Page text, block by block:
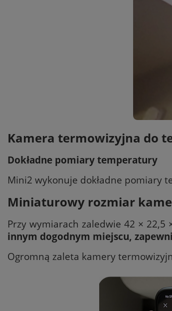
Kamera termowizyjna do
Dokładne pomiary temperatury
Mini2 wykonuje dokładne pomiary
Miniaturowy rozmiar
Przy wymiarach zaledwie 42 × 22,5
innym dogodnym miejscu,
Ogromną zaleta kamery